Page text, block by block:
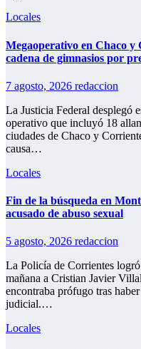
Locales
Megaoperativo en Chaco y
cadena de gimnasios por
7 agosto, 2026 redaccion
La Justicia Federal desplegó
operativo que incluyó 18
ciudades de Chaco y
causa…
Locales
Fin de la búsqueda en
acusado de abuso sexual
5 agosto, 2026 redaccion
La Policía de Corrientes
mañana a Cristian Javier
encontraba prófugo tras
judicial.…
Locales